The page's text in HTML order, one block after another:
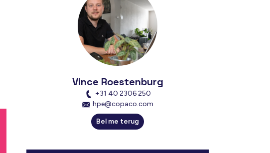
Vince Roestenburg
+31 40 2306 250
hpe@copaco.com
Bel me terug